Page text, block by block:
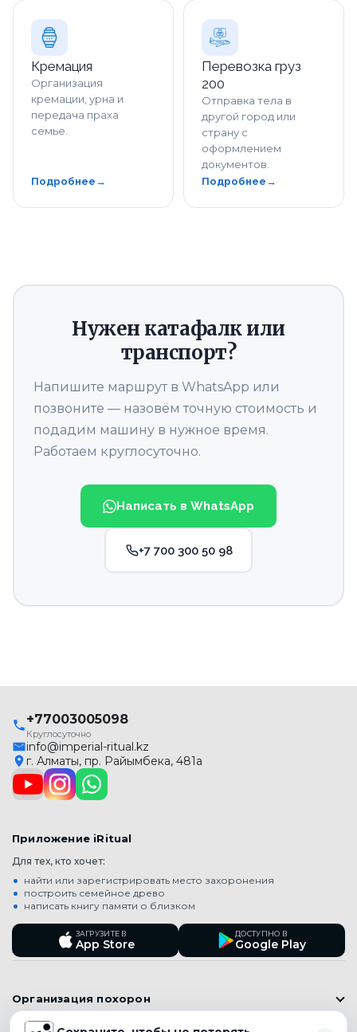
Кремация
Организация
кремации, урна и
передача праха
семье.
Подробнее →
Перевозка груз
200
Отправка тела в
другой город или
страну с
оформлением
документов.
Подробнее →
Нужен катафалк или
транспорт?
Напишите маршрут в WhatsApp или
позвоните — назовём точную стоимость и
подадим машину в нужное время.
Работаем круглосуточно.
Написать в WhatsApp
+7 700 300 50 98
+77003005098
Круглосуточно
info@imperial-ritual.kz
г. Алматы, пр. Райымбека, 481а
Приложение iRitual
Для тех, кто хочет:
найти или зарегистрировать место захоронения
построить семейное древо
написать книгу памяти о близком
ЗАГРУЗИТЕ В
App Store
ДОСТУПНО В
Google Play
Организация похорон
Православные похороны